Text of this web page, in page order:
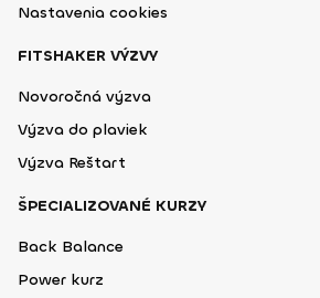
Nastavenia cookies
FITSHAKER VÝZVY
Novoročná výzva
Výzva do plaviek
Výzva Reštart
ŠPECIALIZOVANÉ KURZY
Back Balance
Power kurz